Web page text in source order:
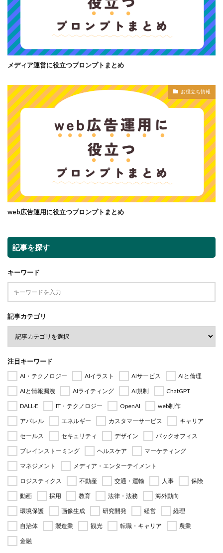
メディア運営に役立つプロンプトまとめ
お役立ち情報
web広告運用に役立つプロンプトまとめ
記事を探す
キーワード
記事カテゴリ
注目キーワード
AI・テクノロジー AIイラスト AIサービス
AIと倫理
AIと情報漏洩
AIライティング AI規制
ChatGPT
DALL·E
IT・テクノロジー OpenAI
web制作
アパレル
エネルギー カスタマーサービス
キャリア
セールス
セキュリティ デザイン
バックオフィス
ブレインストーミング
ヘルスケア
マーケティング
マネジメント
メディア・エンターテイメント
ロジスティクス
不動産 交通・運輸 人事
保険
動画
採用 教育 法律・法務
海外動向
環境保護
画像生成 研究開発 経営
経理
自治体
製造業 観光 転職・キャリア
農業
金融